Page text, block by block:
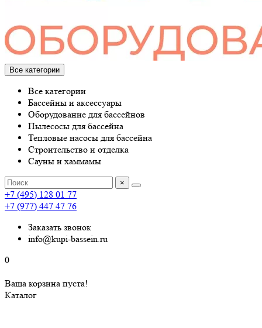
Все категории
Все категории
Бассейны и аксессуары
Оборудование для бассейнов
Пылесосы для бассейна
Тепловые насосы для бассейна
Строительство и отделка
Сауны и хаммамы
×
+7 (495) 128 01 77
+7 (977) 447 47 76
Заказать звонок
info@kupi-bassein.ru
0
Ваша корзина пуста!
Каталог